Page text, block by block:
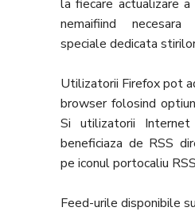
la fiecare actualizare
nemaifiind necesara
speciale dedicata
Utilizatorii Firefox pot
browser folosind
Si utilizatorii
beneficiaza de RSS
pe iconul portocaliu
Feed-urile disponibile